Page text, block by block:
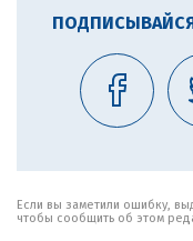
Если вы заметили ошибку,
чтобы сообщить об этом